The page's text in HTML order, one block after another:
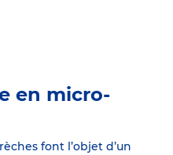
en micro-
font l’objet d’un